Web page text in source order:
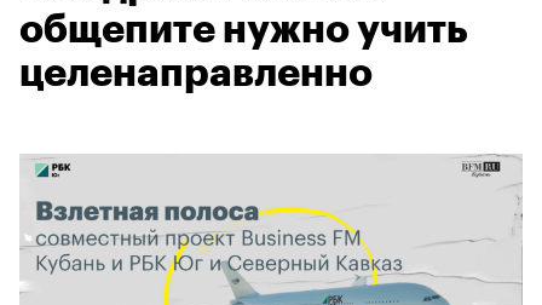
общепите нужно учить
целенаправленно